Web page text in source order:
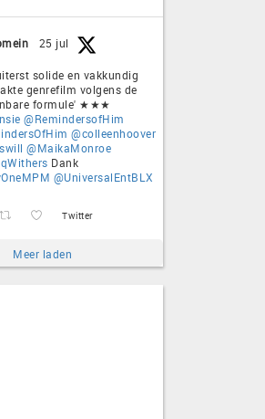
25 jul
solide en vakkundig
genrefilm volgens de
formule' ★★★
@RemindersofHim
@colleenhoover
@MaikaMonroe
Dank
@UniversalEntBLX
Twitter
Meer laden